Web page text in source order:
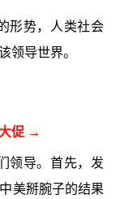
形势，人类社会
领导世界。
促 →
领导。首先，发
美掰腕子的结果